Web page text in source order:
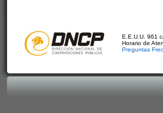
E.E.U.U. 961
Horario de
Preguntas